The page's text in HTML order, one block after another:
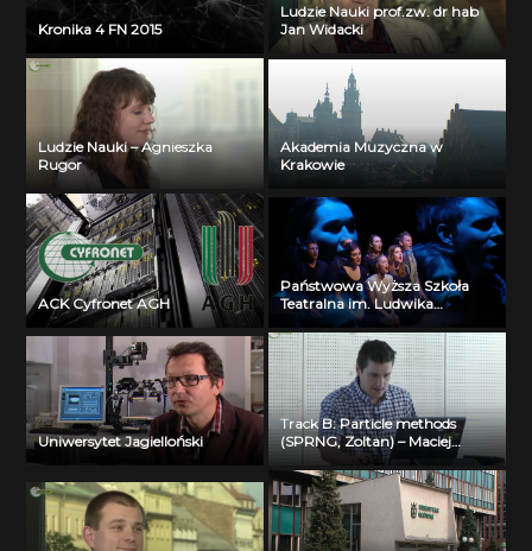
Kronika 4 FN 2015
Ludzie Nauki prof.zw. dr hab
Jan Widacki
Ludzie Nauki – Agnieszka
Rugor
Akademia Muzyczna w
Krakowie
ACK Cyfronet AGH
Państwowa Wyższa Szkoła
Teatralna im. Ludwika
Solskiego w Krakowie
Uniwersytet Jagielloński
Track B: Particle methods
(SPRNG, Zoltan) – Maciej
Cytowski (ICM UW) – part 2